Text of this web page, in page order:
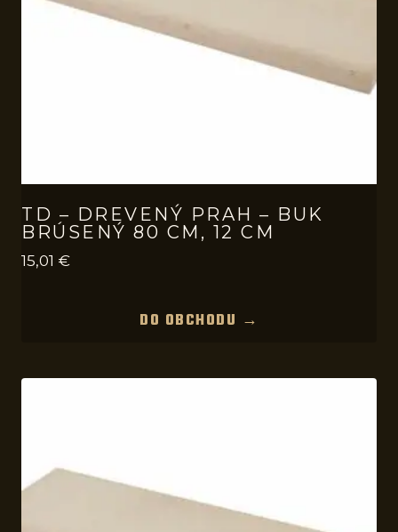
TD – DREVENÝ PRAH – BUK
BRÚSENÝ 80 CM, 12 CM
15,01 €
DO OBCHODU →